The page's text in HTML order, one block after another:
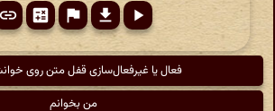
فعال یا غیرفعال‌سازی قفل متن روی
من بخوانم